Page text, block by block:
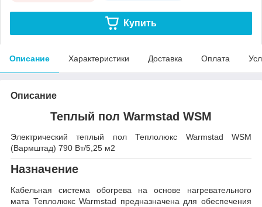
Купить
Описание Характеристики Доставка Оплата
Описание
Теплый пол Warmstad WSM
Электрический теплый пол Теплолюкс Warmstad WSM
(Вармштад) 790 Вт/5,25 м2
Назначение
Кабельная система обогрева на основе нагревательного
мата Теплолюкс Warmstad предназначена для обеспечения